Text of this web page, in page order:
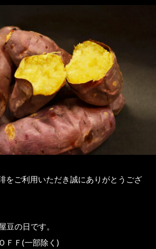
をご利用いただき誠にありがとうござ
豆の日です。
ＦＦ(一部除く)